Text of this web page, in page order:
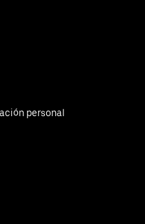
personal